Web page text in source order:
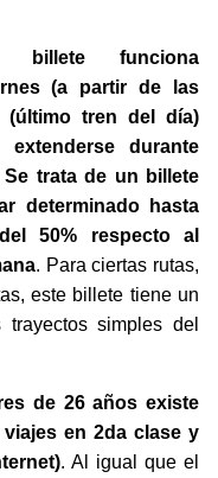
billete funciona
(a partir de las
(último tren del día)
durante
trata de un billete
determinado hasta
50% respecto al
. Para ciertas rutas,
este billete tiene un
simples del
de 26 años existe
en 2da clase y
. Al igual que el